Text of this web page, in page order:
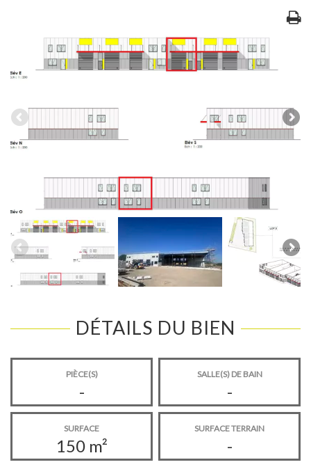
DÉTAILS DU BIEN
PIÈCE(S)
-
SALLE(S) DE BAIN
-
SURFACE
150 m²
SURFACE TERRAIN
-